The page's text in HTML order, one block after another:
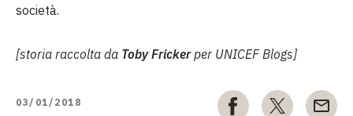
società.
[storia raccolta da Toby Frickerper UNICEF Blogs]
03/01/2018